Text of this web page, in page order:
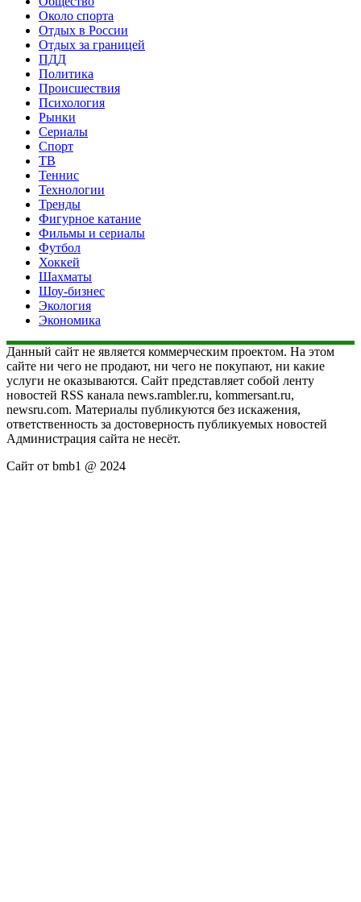
Около спорта
Отдых в России
Отдых за границей
ПДД
Политика
Происшествия
Психология
Рынки
Сериалы
Спорт
ТВ
Теннис
Технологии
Тренды
Фигурное катание
Фильмы и сериалы
Футбол
Хоккей
Шахматы
Шоу-бизнес
Экология
Экономика
Данный сайт не является коммерческим проектом. На этом
сайте ни чего не продают, ни чего не покупают, ни какие
услуги не оказываются. Сайт представляет собой ленту
новостей RSS канала news.rambler.ru, kommersant.ru,
newsru.com. Материалы публикуются без искажения,
ответственность за достоверность публикуемых новостей
Администрация сайта не несёт.
Сайт от bmb1 @ 2024